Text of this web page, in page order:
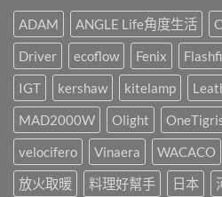
中
這
樣
辦!!!〉
中
燈
式
感，
都
是
靠
這
盞!!!〉
中
處
營
露
營
區，
3
年
間
承
載
了
許
ADAM ANGLE Life角度生活
Driver
ecoflow Fenix
IGT
kershaw kitelamp
MAD2000W
Olight
velocifero
Vinaera WACACO
放火取暖
料理好幫手 日本